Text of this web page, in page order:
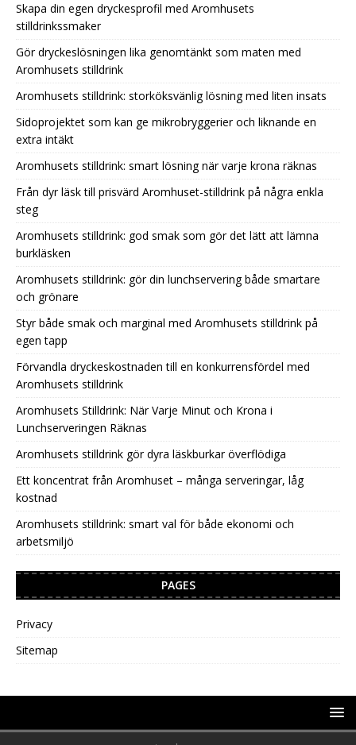
Skapa din egen dryckesprofil med Aromhusets
stilldrinkssmaker
Gör dryckeslösningen lika genomtänkt som maten med
Aromhusets stilldrink
Aromhusets stilldrink: storköksvänlig lösning med liten insats
Sidoprojektet som kan ge mikrobryggerier och liknande en
extra intäkt
Aromhusets stilldrink: smart lösning när varje krona räknas
Från dyr läsk till prisvärd Aromhuset-stilldrink på några enkla
steg
Aromhusets stilldrink: god smak som gör det lätt att lämna
burkläsken
Aromhusets stilldrink: gör din lunchservering både smartare
och grönare
Styr både smak och marginal med Aromhusets stilldrink på
egen tapp
Förvandla dryckeskostnaden till en konkurrensfördel med
Aromhusets stilldrink
Aromhusets Stilldrink: När Varje Minut och Krona i
Lunchserveringen Räknas
Aromhusets stilldrink gör dyra läskburkar överflödiga
Ett koncentrat från Aromhuset – många serveringar, låg
kostnad
Aromhusets stilldrink: smart val för både ekonomi och
arbetsmiljö
PAGES
Privacy
Sitemap